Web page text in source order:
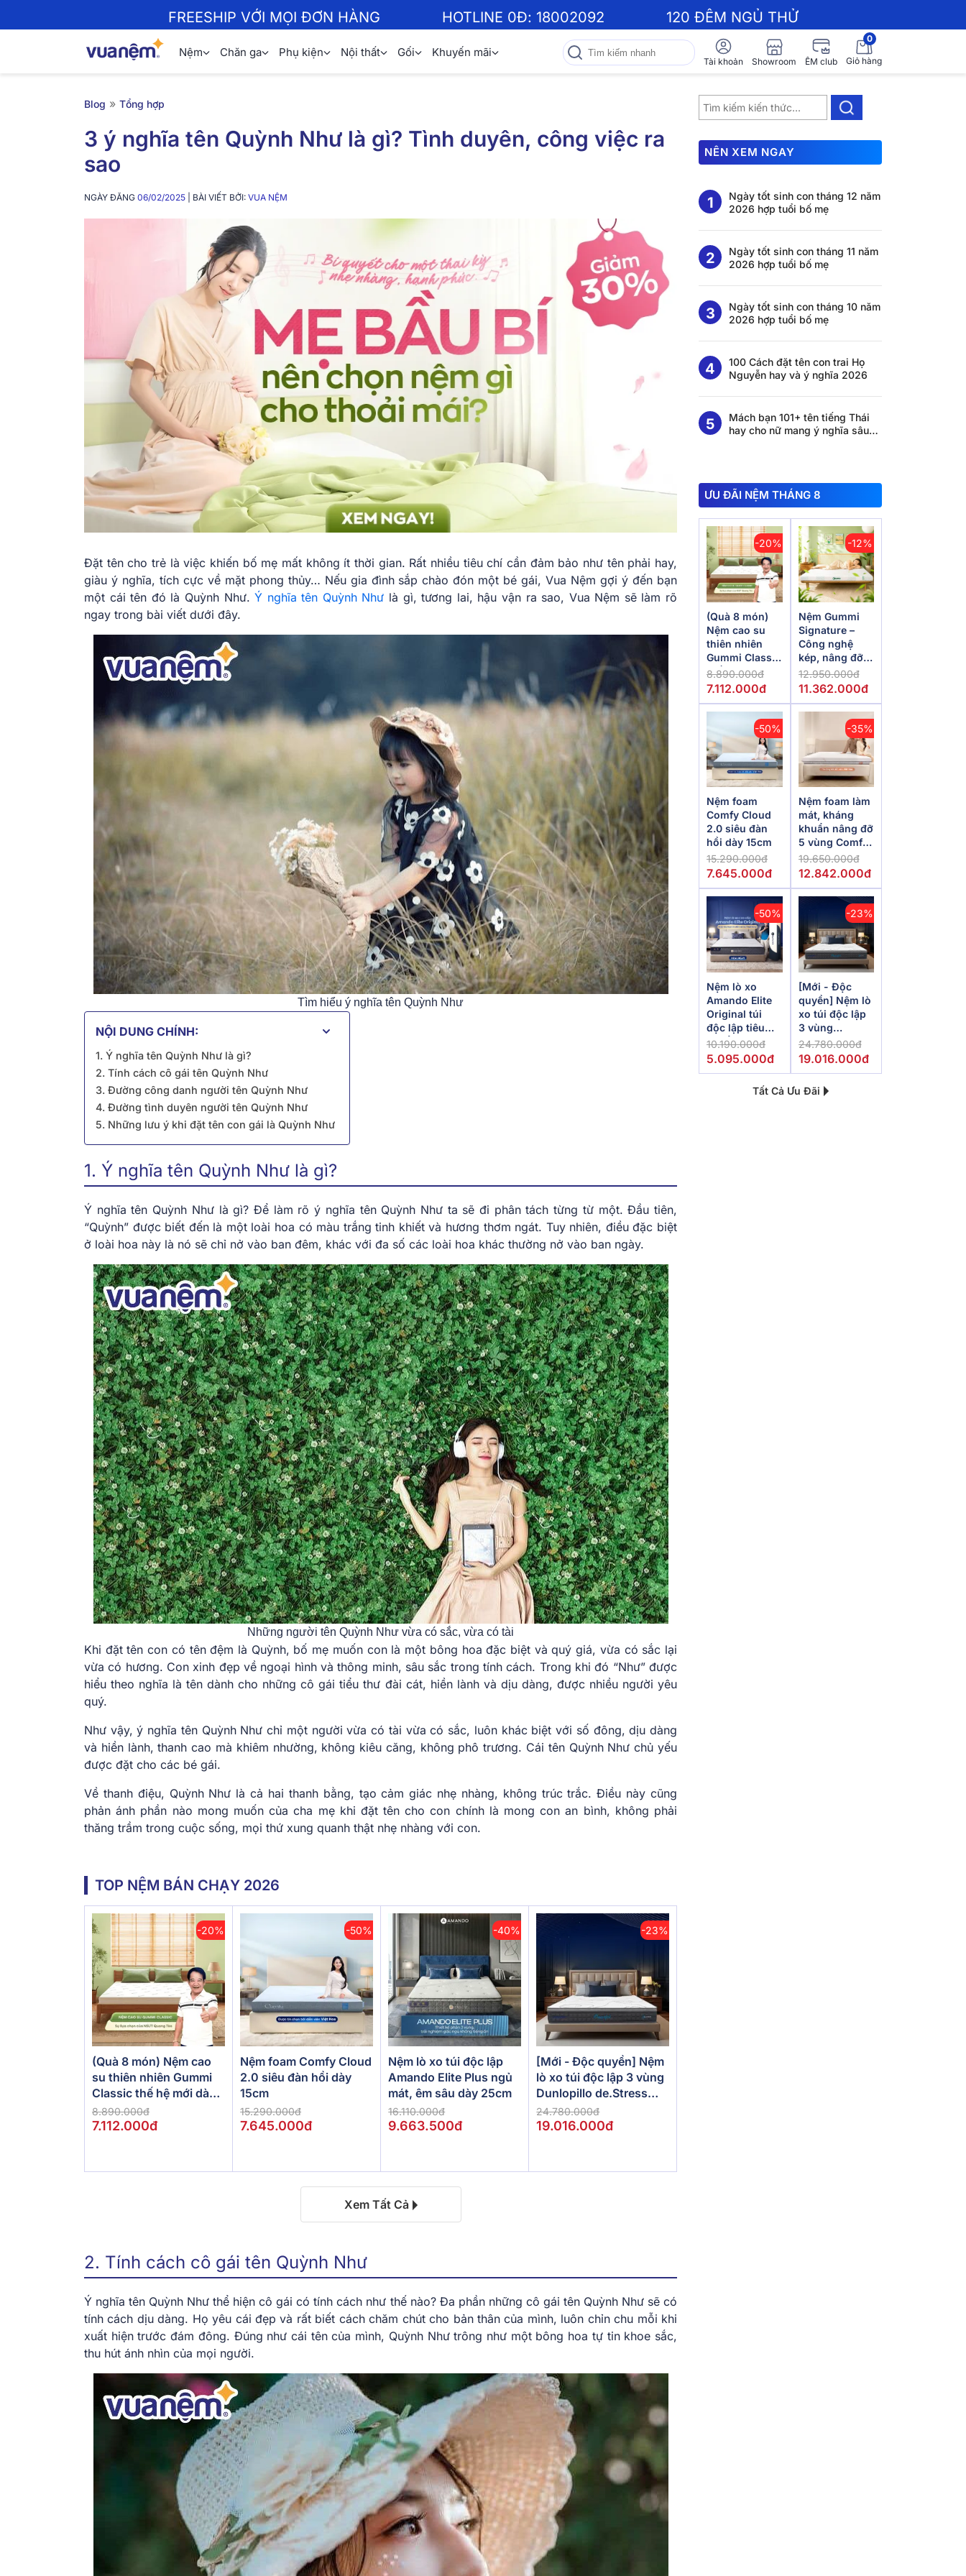
FREESHIP VỚI MỌI ĐƠN HÀNG HOTLINE 0Đ: 18002092 120 ĐÊM NGỦ THỬ
Nệm Chăn ga Phụ kiện Nội thất Gối Khuyến mãi
Tài khoản Showroom ÊM club
0
Giỏ hàng
Blog » Tổng hợp
3 ý nghĩa tên Quỳnh Như là gì? Tình duyên, công việc ra
sao
NGÀY ĐĂNG 06/02/2025 | BÀI VIẾT BỞI: VUA NỆM
Đặt tên cho trẻ là việc khiến bố mẹ mất không ít thời gian. Rất nhiều tiêu chí cần đảm bảo như tên phải hay,
giàu ý nghĩa, tích cực về mặt phong thủy… Nếu gia đình sắp chào đón một bé gái, Vua Nệm gợi ý đến bạn
một cái tên đó là Quỳnh Như.Ý nghĩa tên Quỳnh Như là gì, tương lai, hậu vận ra sao, Vua Nệm sẽ làm rõ
ngay trong bài viết dưới đây.
Tìm hiểu ý nghĩa tên Quỳnh Như
NỘI DUNG CHÍNH:
1. Ý nghĩa tên Quỳnh Như là gì?
2. Tính cách cô gái tên Quỳnh Như
3. Đường công danh người tên Quỳnh Như
4. Đường tình duyên người tên Quỳnh Như
5. Những lưu ý khi đặt tên con gái là Quỳnh Như
1. Ý nghĩa tên Quỳnh Như là gì?
Ý nghĩa tên Quỳnh Như là gì? Để làm rõ ý nghĩa tên Quỳnh Như ta sẽ đi phân tách từng từ một. Đầu tiên,
“Quỳnh” được biết đến là một loài hoa có màu trắng tinh khiết và hương thơm ngát. Tuy nhiên, điều đặc biệt
ở loài hoa này là nó sẽ chỉ nở vào ban đêm, khác với đa số các loài hoa khác thường nở vào ban ngày.
Những người tên Quỳnh Như vừa có sắc, vừa có tài
Khi đặt tên con có tên đệm là Quỳnh, bố mẹ muốn con là một bông hoa đặc biệt và quý giá, vừa có sắc lại
vừa có hương. Con xinh đẹp về ngoại hình và thông minh, sâu sắc trong tính cách. Trong khi đó “Như” được
hiểu theo nghĩa là tên dành cho những cô gái tiểu thư đài cát, hiền lành và dịu dàng, được nhiều người yêu
quý.
Như vậy, ý nghĩa tên Quỳnh Như chỉ một người vừa có tài vừa có sắc, luôn khác biệt với số đông, dịu dàng
và hiền lành, thanh cao mà khiêm nhường, không kiêu căng, không phô trương. Cái tên Quỳnh Như chủ yếu
được đặt cho các bé gái.
Về thanh điệu, Quỳnh Như là cả hai thanh bằng, tạo cảm giác nhẹ nhàng, không trúc trắc. Điều này cũng
phản ánh phần nào mong muốn của cha mẹ khi đặt tên cho con chính là mong con an bình, không phải
thăng trầm trong cuộc sống, mọi thứ xung quanh thật nhẹ nhàng với con.
TOP NỆM BÁN CHẠY 2026
-20%
(Quà 8 món) Nệm cao
su thiên nhiên Gummi
Classic thế hệ mới dày
5/10/15cm
8.890.000đ
7.112.000đ
-50%
Nệm foam Comfy Cloud
2.0 siêu đàn hồi dày
15cm
15.290.000đ
7.645.000đ
-40%
Nệm lò xo túi độc lập
Amando Elite Plus ngủ
mát, êm sâu dày 25cm
16.110.000đ
9.663.500đ
-23%
[Mới - Độc quyền] Nệm
lò xo túi độc lập 3 vùng
Dunlopillo de.Stress
Powerful
24.780.000đ
19.016.000đ
Xem Tất Cả
2. Tính cách cô gái tên Quỳnh Như
Ý nghĩa tên Quỳnh Như thể hiện cô gái có tính cách như thế nào? Đa phần những cô gái tên Quỳnh Như sẽ có
tính cách dịu dàng. Họ yêu cái đẹp và rất biết cách chăm chút cho bản thân của mình, luôn chỉn chu mỗi khi
xuất hiện trước đám đông. Đúng như cái tên của mình, Quỳnh Như trông như một bông hoa tự tin khoe sắc,
thu hút ánh nhìn của mọi người.
NÊN XEM NGAY
Ngày tốt sinh con tháng 12 năm
2026 hợp tuổi bố mẹ
Ngày tốt sinh con tháng 11 năm
2026 hợp tuổi bố mẹ
Ngày tốt sinh con tháng 10 năm
2026 hợp tuổi bố mẹ
100 Cách đặt tên con trai Họ
Nguyễn hay và ý nghĩa 2026
Mách bạn 101+ tên tiếng Thái
hay cho nữ mang ý nghĩa sâu
ƯU ĐÃI NỆM THÁNG 8
-20%
(Quà 8 món)
Nệm cao su
thiên nhiên
Gummi Classic
thế hệ mới dày
5/10/15cm
8.890.000đ
7.112.000đ
-12%
Nệm Gummi
Signature –
Công nghệ
kép, nâng đỡ
vượt trội,
kháng khuẩn
12.950.000đ
11.362.000đ
-50%
Nệm foam
Comfy Cloud
2.0 siêu đàn
hồi dày 15cm
15.290.000đ
7.645.000đ
-35%
Nệm foam làm
mát, kháng
khuẩn nâng đỡ
5 vùng Comfy
Lux 1.0
19.650.000đ
12.842.000đ
-50%
Nệm lò xo
Amando Elite
Original túi
độc lập tiêu
chuẩn khách
sạn 5 sao dày
10.190.000đ
5.095.000đ
-23%
[Mới - Độc
quyền] Nệm lò
xo túi độc lập
3 vùng
Dunlopillo
de.Stress
24.780.000đ
19.016.000đ
Tất Cả Ưu Đãi